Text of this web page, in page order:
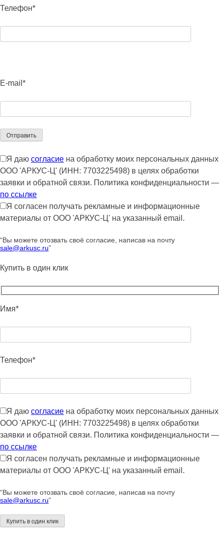
Телефон*
E-mail*
Я даю согласие на обработку моих персональных данных
ООО 'АРКУС-Ц' (ИНН: 7703225498) в целях обработки
заявки и обратной связи. Политика конфиденциальности —
по ссылке
Я согласен получать рекламные и информационные
материалы от ООО 'АРКУС-Ц' на указанный email.
“Вы можете отозвать своё согласие, написав на почту
sale@arkusc.ru”
Купить в один клик
Имя*
Телефон*
Я даю согласие на обработку моих персональных данных
ООО 'АРКУС-Ц' (ИНН: 7703225498) в целях обработки
заявки и обратной связи. Политика конфиденциальности —
по ссылке
Я согласен получать рекламные и информационные
материалы от ООО 'АРКУС-Ц' на указанный email.
“Вы можете отозвать своё согласие, написав на почту
sale@arkusc.ru”